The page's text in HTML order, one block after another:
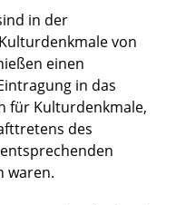
in der
von
einen
in das
für Kulturdenkmale,
des
waren.